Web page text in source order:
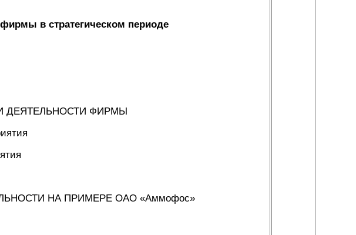
в стратегическом периоде
ДЕЯТЕЛЬНОСТИ ФИРМЫ
НА ПРИМЕРЕ ОАО «Аммофос»